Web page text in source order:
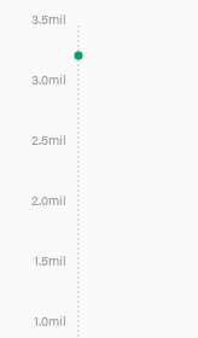
1.0mil
1.5mil
2.0mil
2.5mil
3.0mil
3.5mil